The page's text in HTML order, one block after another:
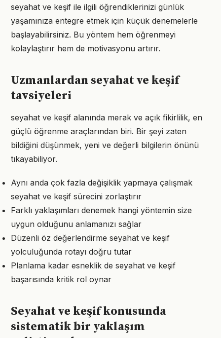
seyahat ve keşif ile ilgili öğrendiklerinizi günlük
yaşamınıza entegre etmek için küçük denemelerle
başlayabilirsiniz. Bu yöntem hem öğrenmeyi
kolaylaştırır hem de motivasyonu artırır.
Uzmanlardan seyahat ve keşif
tavsiyeleri
seyahat ve keşif alanında merak ve açık fikirlilik, en
güçlü öğrenme araçlarından biri. Bir şeyi zaten
bildiğini düşünmek, yeni ve değerli bilgilerin önünü
tıkayabiliyor.
Aynı anda çok fazla değişiklik yapmaya çalışmak
seyahat ve keşif sürecini zorlaştırır
Farklı yaklaşımları denemek hangi yöntemin size
uygun olduğunu anlamanızı sağlar
Düzenli öz değerlendirme seyahat ve keşif
yolculuğunda rotayı doğru tutar
Planlama kadar esneklik de seyahat ve keşif
başarısında kritik rol oynar
Seyahat ve keşif konusunda
sistematik bir yaklaşım